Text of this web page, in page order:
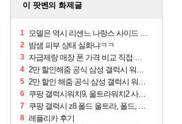
이 팟벤의 화제글
1 모델은 역시 리센느 나랑스 사이드 1.25L 1박스
2 밤샘 피부 상태 실화냐ㅋㅋ
3 자급제랑 매장 폰 가격 비교 직접 안가도 되네요
4 2만 할인해줌 공식 삼성 갤럭시 워치9 크림, 40mm, 블루투스
5 2만 할인 해줌 공식 삼성 갤럭시 워치9 실버, 44mm, 블루투스
6 쿠팡 갤럭시워치9, 울트라워치2 사전구매 혜택 받아보세요
7 쿠팡 갤럭시 z8 폴드 울트라, 폴드, 플립 사전예약
8 레플리카 후기